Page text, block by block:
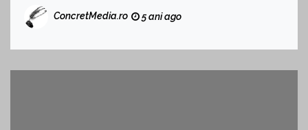
ConcretMedia.ro 5 ani ago